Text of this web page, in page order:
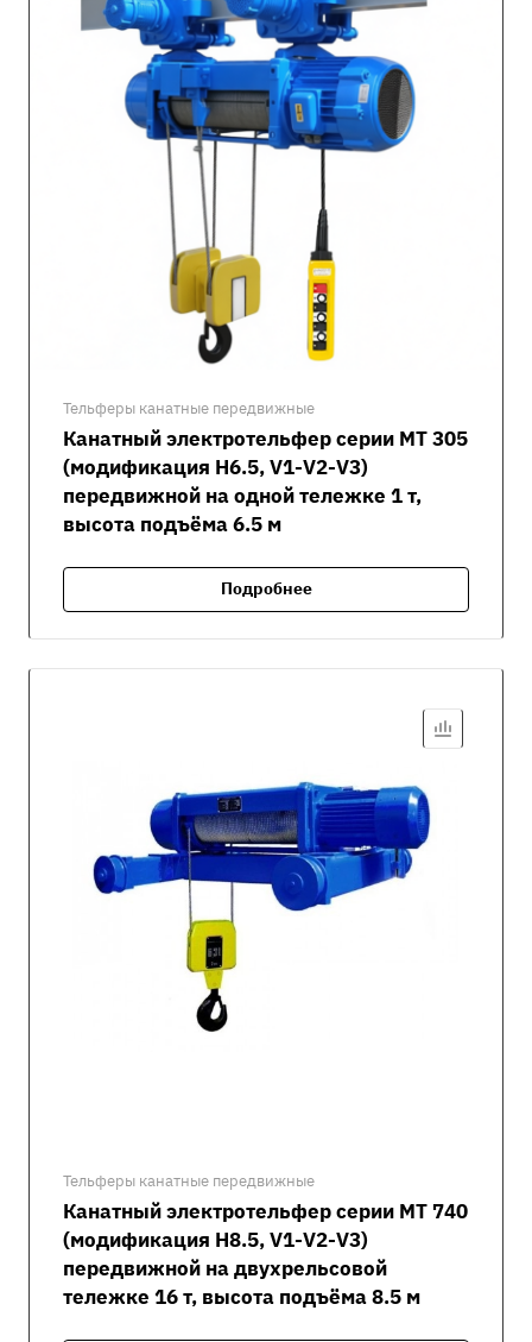
Тельферы канатные передвижные
Канатный электротельфер серии MT 305
(модификация H6.5, V1-V2-V3)
передвижной на одной тележке 1 т,
высота подъёма 6.5 м
Подробнее
Тельферы канатные передвижные
Канатный электротельфер серии MT 740
(модификация H8.5, V1-V2-V3)
передвижной на двухрельсовой
тележке 16 т, высота подъёма 8.5 м